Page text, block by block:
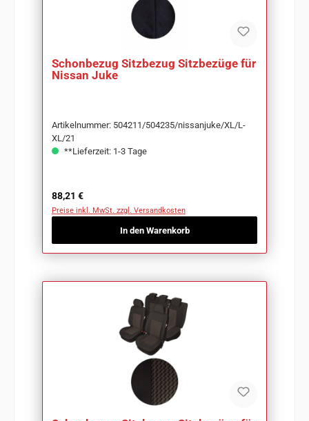
Schonbezug Sitzbezug Sitzbezüge für
Nissan Juke
Artikelnummer: 504211/504235/nissanjuke/XL/L-
XL/21
**Lieferzeit: 1-3 Tage
Regulärer Preis:
88,21 €
Preise inkl. MwSt. zzgl. Versandkosten
In den Warenkorb